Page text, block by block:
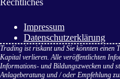
Rechtliches
Impressum
Datenschutzerklärung
Trading ist riskant und Sie könnten einen
Kapital verlieren. Alle veröffentlichten
Informations- und Bildungszwecken und
Anlageberatung und / oder Empfehlung